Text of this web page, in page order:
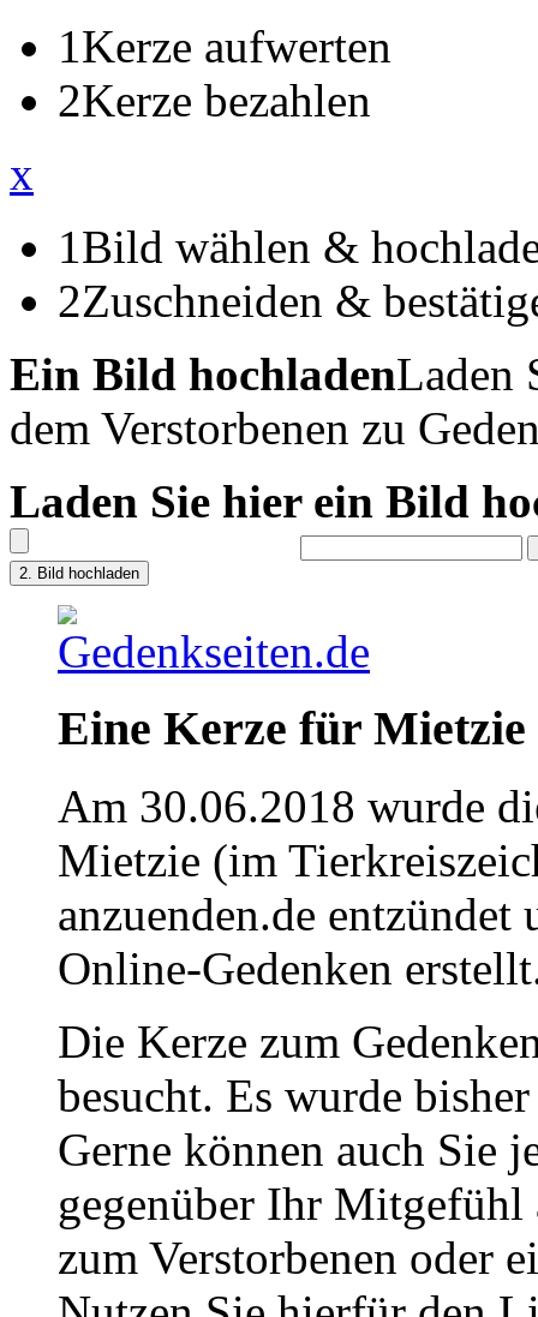
1Kerze aufwerten
2Kerze bezahlen
x
1Bild wählen &
2Zuschneiden &
Ein Bild hochladenLaden
dem Verstorbenen zu
Laden Sie hier ein Bild
Eine Kerze für Mietzie
Am 30.06.2018 wurde
Mietzie (im
anzuenden.de
Online-Gedenken
Die Kerze zum
besucht. Es wurde
Gerne können auch Sie
gegenüber Ihr Mitgefühl
zum Verstorbenen oder